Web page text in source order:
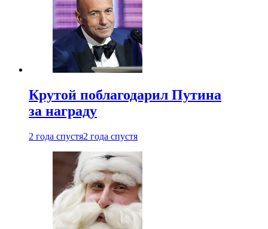
Крутой поблагодарил Путина
за награду
2 года спустя2 года спустя